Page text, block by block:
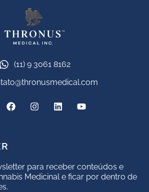
(11) 9 3061 8162
para receber conteúdos e
Medicinal e ficar por dentro de